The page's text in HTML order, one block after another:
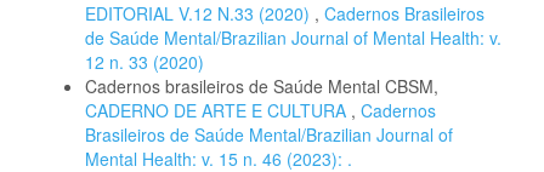
EDITORIAL V.12 N.33 (2020) , Cadernos Brasileiros
de Saúde Mental/Brazilian Journal of Mental Health: v.
12 n. 33 (2020)
Cadernos brasileiros de Saúde Mental CBSM,
CADERNO DE ARTE E CULTURA , Cadernos
Brasileiros de Saúde Mental/Brazilian Journal of
Mental Health: v. 15 n. 46 (2023): .